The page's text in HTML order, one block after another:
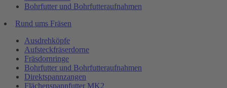
Bohrfutter und Bohrfutteraufnahmen
Rund ums Fräsen
Ausdrehköpfe
Aufsteckfräserdorne
Fräsdornringe
Bohrfutter und Bohrfutteraufnahmen
Direktspannzangen
Flächenspannfutter MK2